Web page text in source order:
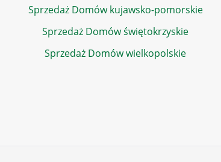
Sprzedaż Domów kujawsko-pomorskie
Sprzedaż Domów świętokrzyskie
Sprzedaż Domów wielkopolskie